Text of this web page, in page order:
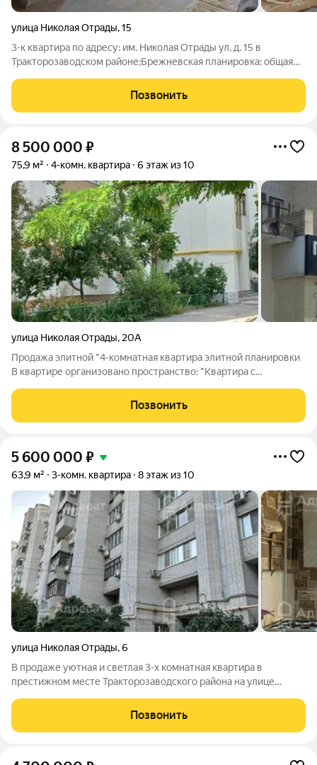
улица Николая Отрады,15
3-к квартира по адресу: им. Николая Отрады ул, д. 15 в
Тракторозаводском районе;Брежневская планировка: общая
метровКвартира в хорошем состоянии. Выполнен свежий
капитальный ремонт.
Позвонить
8 500 000 ₽
75,9 м² 4-комн. квартира 6 этаж из 10
улица Николая Отрады, 20А
Продажа элитной "4-комнатная квартира элитной планировки
В квартире организовано пространство: "Квартира с
спальни, просторную гостиную , что идеально для семьи". две
лоджии дают больше света и
Позвонить
5 600 000 ₽
63,9 м² 3-комн. квартира 8 этаж из 10
улица Николая Отрады,6
В продаже уютная и светлая 3-х комнатная квартира в
престижном месте Тракторозаводского района на улице
ищет комфортное жилье с выгодной транспортной
доступностью и развитой инфраструктурой.
Позвонить